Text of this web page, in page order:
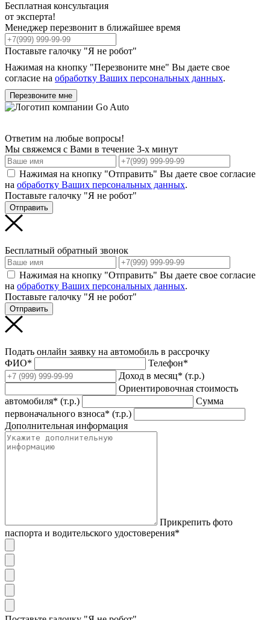
Бесплатная консультация
от эксперта!
Менеджер перезвонит в ближайшее время
Поставьте галочку "Я не робот"
Нажимая на кнопку "Перезвоните мне" Вы даете свое
согласие на обработку Ваших персональных данных.
Перезвоните мне
Ответим на любые вопросы!
Мы свяжемся с Вами в течение 3-х минут
Нажимая на кнопку "Отправить" Вы даете свое согласие
на обработку Ваших персональных данных.
Поставьте галочку "Я не робот"
Отправить
Бесплатный обратный звонок
Нажимая на кнопку "Отправить" Вы даете свое согласие
на обработку Ваших персональных данных.
Поставьте галочку "Я не робот"
Отправить
Подать онлайн заявку на автомобиль в рассрочку
ФИО*
Телефон*
Доход в месяц* (т.р.)
Ориентировочная стоимость
автомобиля* (т.р.)
Сумма
первоначального взноса* (т.р.)
Дополнительная информация
Прикрепить фото
паспорта и водительского удостоверения*